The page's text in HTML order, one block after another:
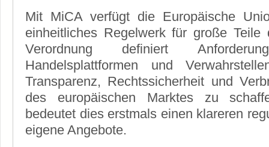
Mit MiCA verfügt die Europäische
einheitliches Regelwerk für große Teile
Verordnung definiert
Handelsplattformen und
Transparenz, Rechtssicherheit und
des europäischen Marktes zu
bedeutet dies erstmals einen klareren
eigene Angebote.